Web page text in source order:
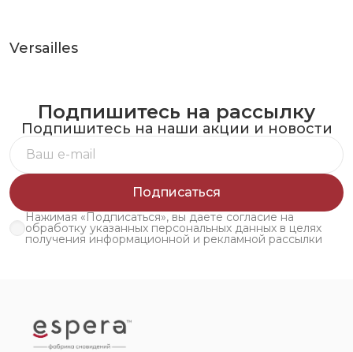
Versailles
Подпишитесь на рассылку
Подпишитесь на наши акции и новости
Подписаться
Нажимая «Подписаться», вы даете согласие на
обработку указанных персональных данных в целях
получения информационной и рекламной рассылки